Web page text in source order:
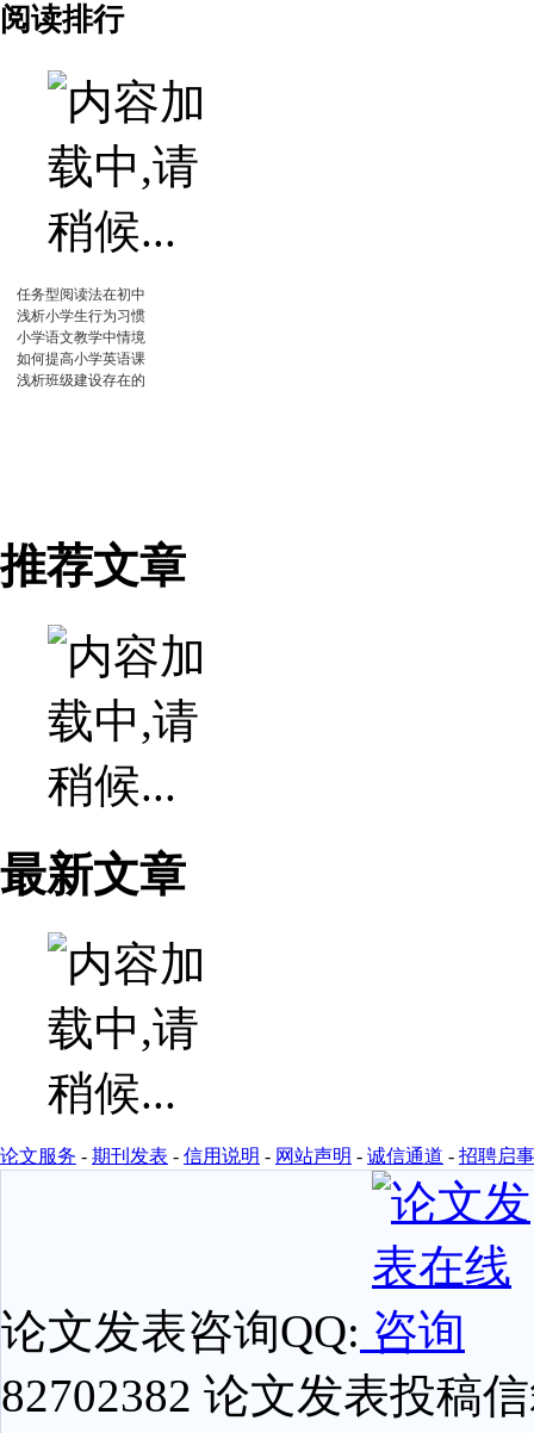
阅读排行
任务型阅读法在初中
浅析小学生行为习惯
小学语文教学中情境
如何提高小学英语课
浅析班级建设存在的
推荐文章
最新文章
论文服务 - 期刊发表 - 信用说明 - 网站声明 - 诚信通道 - 招聘启事
论文发表咨询QQ:
82702382 论文发表投稿